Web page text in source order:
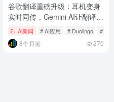
# Multiverse Computing
谷歌翻译重磅升级：耳机变身
实时同传，Gemini AI让翻译更
懂“人话”
Ai新闻 # AI应用 # Duolingo #
8个月前 270